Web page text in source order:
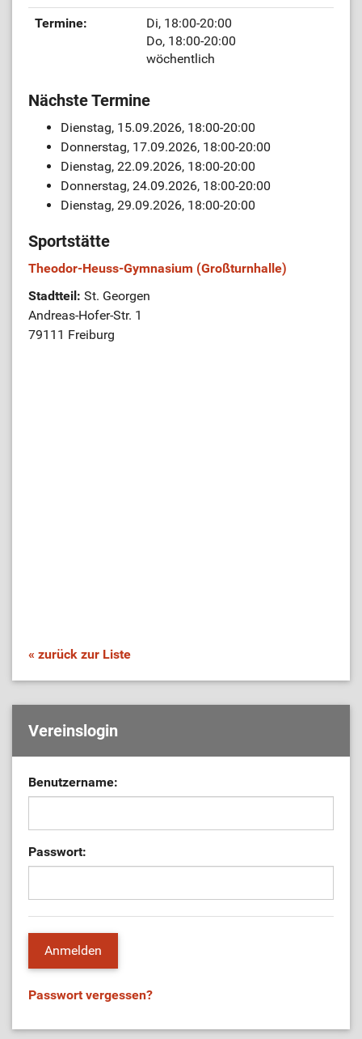
Termine:
Di, 18:00-20:00
Do, 18:00-20:00
wöchentlich
Nächste Termine
Dienstag, 15.09.2026, 18:00-20:00
Donnerstag, 17.09.2026, 18:00-20:00
Dienstag, 22.09.2026, 18:00-20:00
Donnerstag, 24.09.2026, 18:00-20:00
Dienstag, 29.09.2026, 18:00-20:00
Sportstätte
Theodor-Heuss-Gymnasium (Großturnhalle)
Stadtteil: St. Georgen
Andreas-Hofer-Str. 1
79111 Freiburg
« zurück zur Liste
Vereinslogin
Benutzername:
Passwort:
Passwort vergessen?